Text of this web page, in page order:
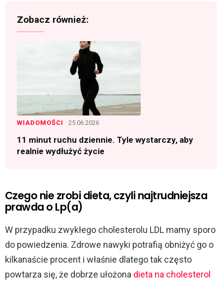
Zobacz również:
WIADOMOŚCI · 25.06.2026
11 minut ruchu dziennie. Tyle wystarczy, aby
realnie wydłużyć życie
Czego nie zrobi dieta, czyli najtrudniejsza
prawda o Lp(a)
W przypadku zwykłego cholesterolu LDL mamy sporo
do powiedzenia. Zdrowe nawyki potrafią obniżyć go o
kilkanaście procent i właśnie dlatego tak często
powtarza się, że dobrze ułożona dieta na cholesterol